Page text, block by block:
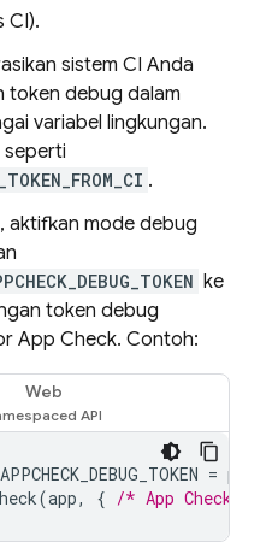
CI).
sistem CI Anda
token debug dalam
variabel lingkungan.
seperti
.
aktifkan mode debug
ke
token debug
App Check. Contoh:
Web
=
(app, { /* App Check